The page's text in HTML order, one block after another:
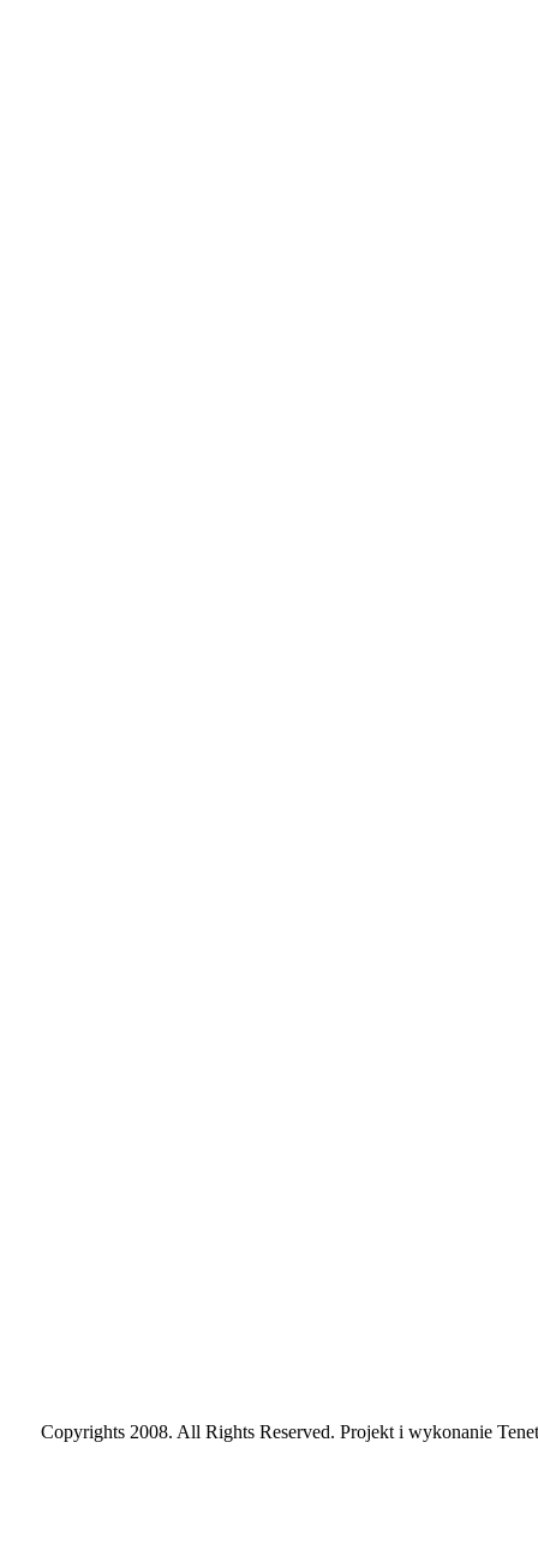
Copyrights 2008. All Rights Reserved. Projekt i wykonanie